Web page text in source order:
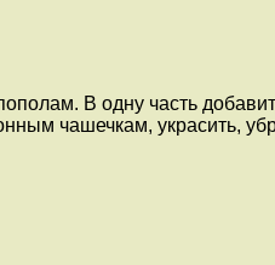
В одну часть
чашечкам, украсить,